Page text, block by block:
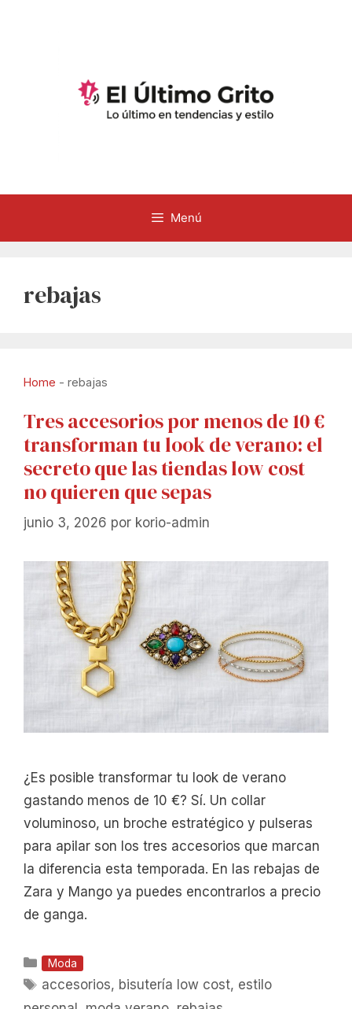
Menú
rebajas
Home - rebajas
Tres accesorios por menos de 10 €
transforman tu look de verano: el
secreto que las tiendas low cost
no quieren que sepas
junio 3, 2026 por korio-admin
¿Es posible transformar tu look de verano
gastando menos de 10 €? Sí. Un collar
voluminoso, un broche estratégico y pulseras
para apilar son los tres accesorios que marcan
la diferencia esta temporada. En las rebajas de
Zara y Mango ya puedes encontrarlos a precio
de ganga.
Categorías
Moda
Etiquetas
accesorios, bisutería low cost, estilo